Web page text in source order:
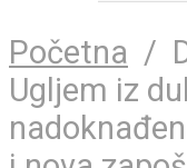
Početna /
Ugljem iz